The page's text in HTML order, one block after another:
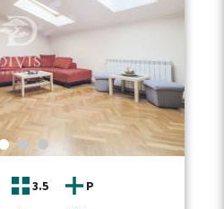
3.5
P